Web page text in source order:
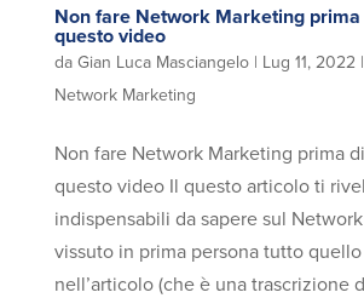
Non fare Network Marketing
questo video
da Gian Luca Masciangelo| Lug 11, 2022|
Network Marketing
Non fare Network Marketing prima
questo video Il questo articolo ti
indispensabili da sapere sul
vissuto in prima persona tutto
nell’articolo (che è una trascrizione